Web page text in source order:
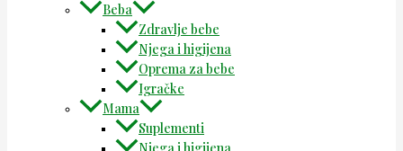
Beba
Zdravlje bebe
Njega i higijena
Oprema za bebe
Igračke
Mama
Suplementi